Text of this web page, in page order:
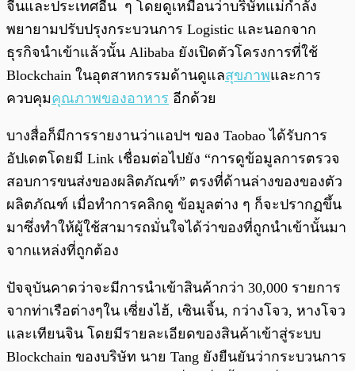
จีนและประเทศอื่น ๆ โดยดูเหมือนว่าบริษัทแม่กำลัง
พยายามปรับปรุงกระบวนการ Logistic และนอกจาก
ธุรกิจนำเข้าแล้วนั้น Alibaba ยังเปิดตัวโครงการที่ใช้
Blockchain ในอุตสาหกรรมด้านดูแลสุขภาพและการ
ควบคุมคุณภาพของอาหาร อีกด้วย
บางสื่อก็มีการรายงานว่าแอปฯ ของ Taobao ได้รับการ
อัปเดตโดยมี Link เชื่อมต่อไปยัง “การดูข้อมูลการตรวจ
สอบการขนส่งของผลิตภัณฑ์” ตรงที่ด้านล่างของของตัว
ผลิตภัณฑ์ เมื่อทำการคลิกดู ข้อมูลต่าง ๆ ก็จะปรากฏขึ้น
มาซึ่งทำให้ผู้ใช้สามารถมั่นใจได้ว่าของที่ถูกนำเข้านั้นมา
จากแหล่งที่ถูกต้อง
ปัจจุบันคาดว่าจะมีการนำเข้าสินค้ากว่า 30,000 รายการ
จากท่าเรือต่างๆใน เซี่ยงไฮ้, เซินเจิ้น, กว่างโจว, หางโจว
และเทียนจิน โดยมีรายละเอียดของสินค้าเข้าสู่ระบบ
Blockchain ของบริษัท นาย Tang ยังยืนยันว่ากระบวนการ